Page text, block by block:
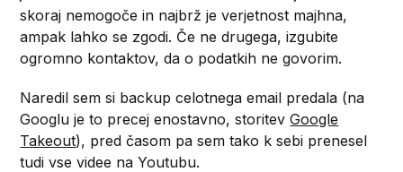
skoraj nemogoče in najbrž je verjetnost majhna,
ampak lahko se zgodi. Če ne drugega, izgubite
ogromno kontaktov, da o podatkih ne govorim.
Naredil sem si backup celotnega email predala (na
Googlu je to precej enostavno, storitevGoogle
Takeout), pred časom pa sem tako k sebi prenesel
tudi vse videe na Youtubu.